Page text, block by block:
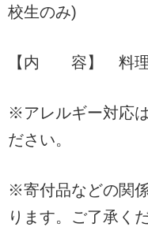
校生のみ)
【内 容】 料理
※アレルギー対応
ださい。
※寄付品などの関
ります。ご了承く